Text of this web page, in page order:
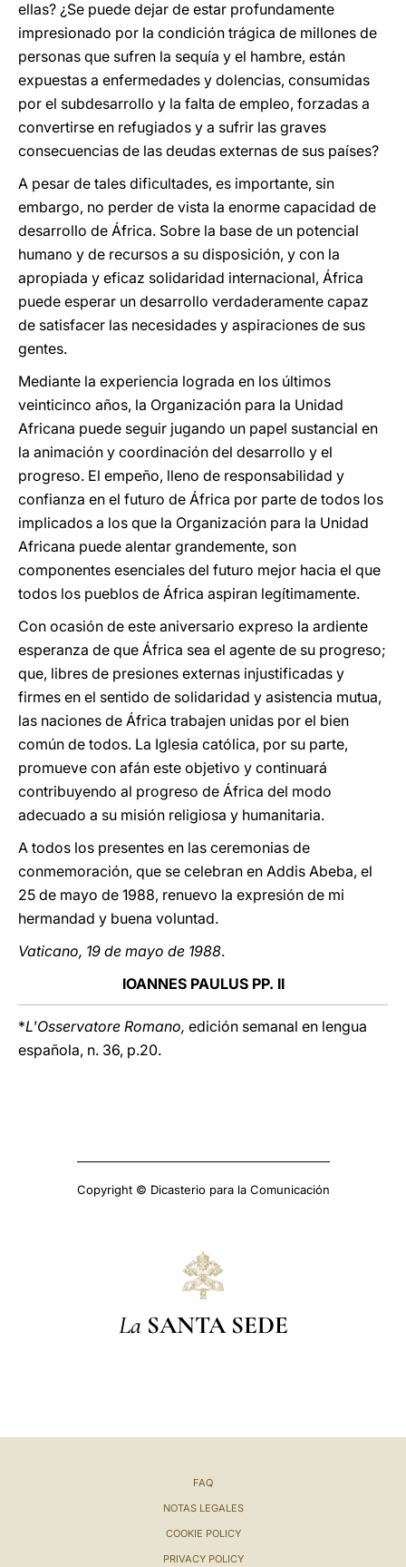
ellas? ¿Se puede dejar de estar profundamente
impresionado por la condición trágica de millones de
personas que sufren la sequía y el hambre, están
expuestas a enfermedades y dolencias, consumidas
por el subdesarrollo y la falta de empleo, forzadas a
convertirse en refugiados y a sufrir las graves
consecuencias de las deudas externas de sus países?
A pesar de tales dificultades, es importante, sin
embargo, no perder de vista la enorme capacidad de
desarrollo de África. Sobre la base de un potencial
humano y de recursos a su disposición, y con la
apropiada y eficaz solidaridad internacional, África
puede esperar un desarrollo verdaderamente capaz
de satisfacer las necesidades y aspiraciones de sus
gentes.
Mediante la experiencia lograda en los últimos
veinticinco años, la Organización para la Unidad
Africana puede seguir jugando un papel sustancial en
la animación y coordinación del desarrollo y el
progreso. El empeño, lleno de responsabilidad y
confianza en el futuro de África por parte de todos los
implicados a los que la Organización para la Unidad
Africana puede alentar grandemente, son
componentes esenciales del futuro mejor hacia el que
todos los pueblos de África aspiran legítimamente.
Con ocasión de este aniversario expreso la ardiente
esperanza de que África sea el agente de su progreso;
que, libres de presiones externas injustificadas y
firmes en el sentido de solidaridad y asistencia mutua,
las naciones de África trabajen unidas por el bien
común de todos. La Iglesia católica, por su parte,
promueve con afán este objetivo y continuará
contribuyendo al progreso de África del modo
adecuado a su misión religiosa y humanitaria.
A todos los presentes en las ceremonias de
conmemoración, que se celebran en Addis Abeba, el
25 de mayo de 1988, renuevo la expresión de mi
hermandad y buena voluntad.
Vaticano, 19 de mayo de 1988.
IOANNES PAULUS PP. II
*L'Osservatore Romano, edición semanal en lengua
española, n. 36, p.20.
Copyright © Dicasterio para la Comunicación
La SANTA SEDE
FAQ
NOTAS LEGALES
COOKIE POLICY
PRIVACY POLICY